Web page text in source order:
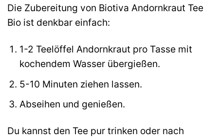
Die Zubereitung von Biotiva Andornkraut Tee
Bio ist denkbar einfach:
1-2 Teelöffel Andornkraut pro Tasse mit
kochendem Wasser übergießen.
5-10 Minuten ziehen lassen.
Abseihen und genießen.
Du kannst den Tee pur trinken oder nach